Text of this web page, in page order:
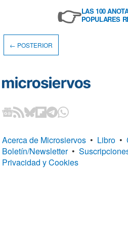
👉LAS 100
POPULARES
← POSTERIOR
Acerca de Microsiervos • Libro •
Boletín/Newsletter •
Privacidad y Cookies